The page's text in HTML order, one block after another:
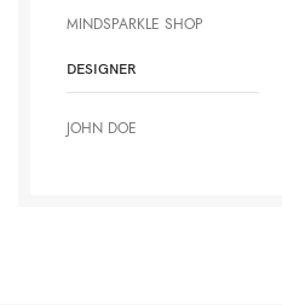
MINDSPARKLE SHOP
DESIGNER
JOHN DOE